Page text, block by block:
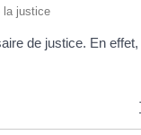
la justice
de justice. En effet,